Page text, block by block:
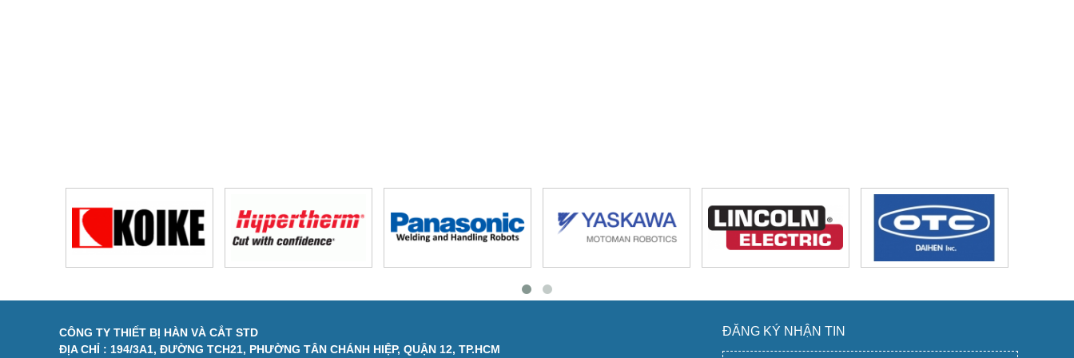
CÔNG TY THIẾT BỊ HÀN VÀ CẮT STD
ĐỊA CHỈ : 194/3A1, ĐƯỜNG TCH21, PHƯỜNG TÂN CHÁNH HIỆP, QUẬN 12, TP.HCM
ĐĂNG KÝ NHẬN TIN